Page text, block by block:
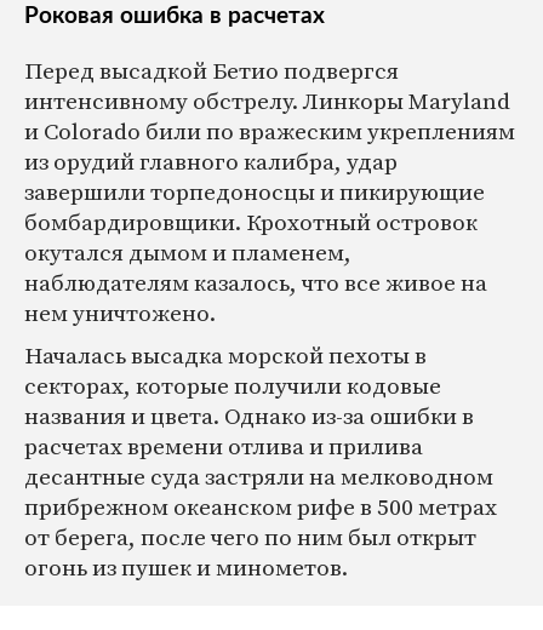
Роковая ошибка в расчетах
Перед высадкой Бетио подвергся
интенсивному обстрелу. Линкоры Maryland
и Colorado били по вражеским укреплениям
из орудий главного калибра, удар
завершили торпедоносцы и пикирующие
бомбардировщики. Крохотный островок
окутался дымом и пламенем,
наблюдателям казалось, что все живое на
нем уничтожено.
Началась высадка морской пехоты в
секторах, которые получили кодовые
названия и цвета. Однако из-за ошибки в
расчетах времени отлива и прилива
десантные суда застряли на мелководном
прибрежном океанском рифе в 500 метрах
от берега, после чего по ним был открыт
огонь из пушек и минометов.